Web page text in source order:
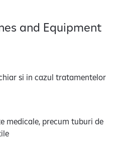
and Equipment
si in cazul tratamentelor
medicale, precum tuburi de